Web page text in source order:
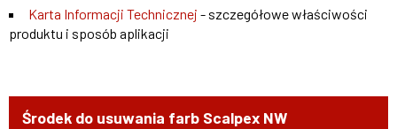
Karta Informacji Technicznej - szczegółowe właściwości
produktu i sposób aplikacji
Środek do usuwania farb Scalpex NW